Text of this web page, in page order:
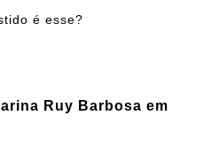
é esse?
Ruy Barbosa em